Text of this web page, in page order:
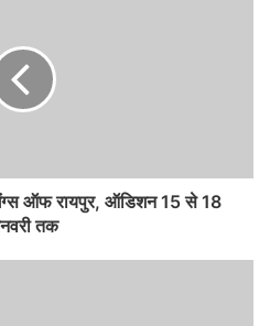
गैंग्स ऑफ रायपुर, ऑडिशन 15 से 18
तक